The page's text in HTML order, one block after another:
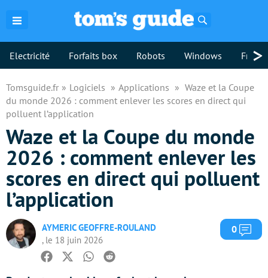
Electricité Forfaits box Robots Windows >
Tomsguide.fr Logiciels Applications
Waze et la Coupe
du monde 2026 : comment enlever les scores en direct qui
polluent l’application
Waze et la Coupe du monde
2026 : comment enlever les
scores en direct qui polluent
l’application
AYMERIC GEOFFRE-ROULAND
, le 18 juin 2026
0
Facebook
TwitterWhatsapp
Reddit